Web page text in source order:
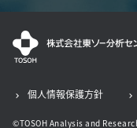
個人情報保護方針
©TOSOH Analysis and